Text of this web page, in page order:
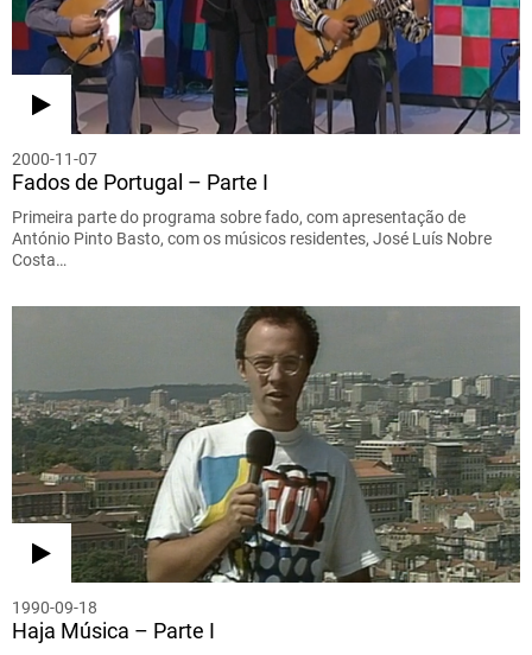
2000-11-07
Fados de Portugal – Parte I
Primeira parte do programa sobre fado, com apresentação de
António Pinto Basto, com os músicos residentes, José Luís Nobre
Costa…
1990-09-18
Haja Música – Parte I